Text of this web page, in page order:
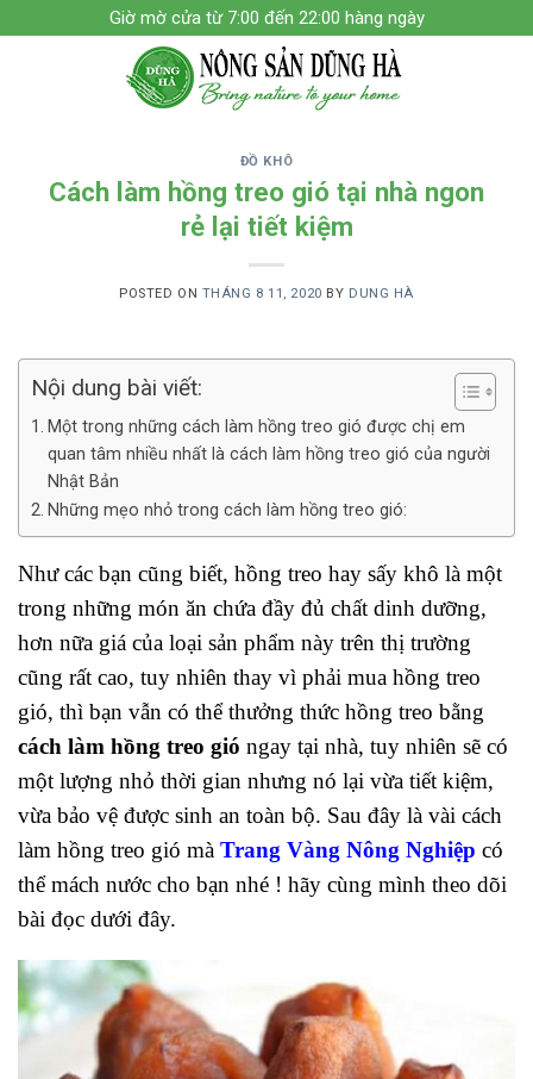
to
Giờ mờ cửa từ 7:00 đến 22:00 hàng ngày
ĐỒ KHÔ
Cách làm hồng treo gió tại nhà ngon
rẻ lại tiết kiệm
POSTED ON THÁNG 8 11, 2020 BY DUNG HÀ
Nội dung bài viết:
Một trong những cách làm hồng treo gió được chị em
quan tâm nhiều nhất là cách làm hồng treo gió của người
Nhật Bản
Những mẹo nhỏ trong cách làm hồng treo gió:
Như các bạn cũng biết, hồng treo hay sấy khô là một
trong những món ăn chứa đầy đủ chất dinh dưỡng,
hơn nữa giá của loại sản phẩm này trên thị trường
cũng rất cao, tuy nhiên thay vì phải mua hồng treo
gió, thì bạn vẫn có thể thưởng thức hồng treo bằng
cách làm hồng treo gió ngay tại nhà, tuy nhiên sẽ có
một lượng nhỏ thời gian nhưng nó lại vừa tiết kiệm,
vừa bảo vệ được sinh an toàn bộ. Sau đây là vài cách
làm hồng treo gió mà Trang Vàng Nông Nghiệp có
thể mách nước cho bạn nhé ! hãy cùng mình theo dõi
bài đọc dưới đây.